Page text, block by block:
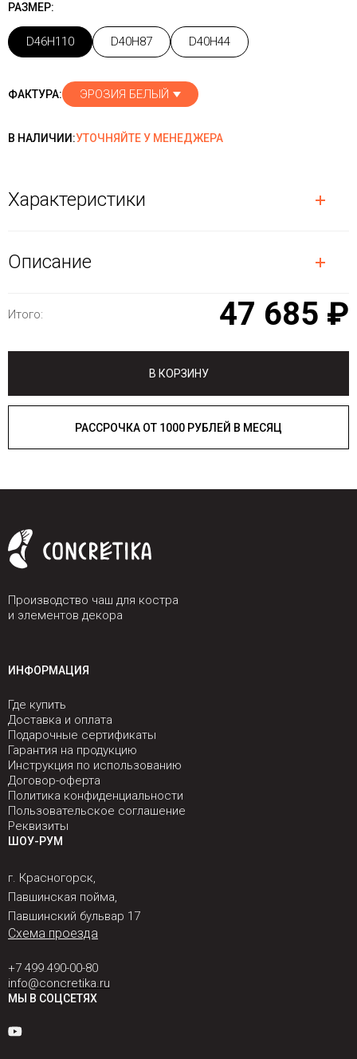
РАЗМЕР:
D46H110 D40H87 D40H44
ФАКТУРА: ЭРОЗИЯ БЕЛЫЙ
В НАЛИЧИИ:УТОЧНЯЙТЕ У МЕНЕДЖЕРА
Характеристики
Описание
Итого: 47 685 ₽
В КОРЗИНУ
РАССРОЧКА ОТ 1000 РУБЛЕЙ В МЕСЯЦ
Производство чаш для костра
и элементов декора
ИНФОРМАЦИЯ
Где купить
Доставка и оплата
Подарочные сертификаты
Гарантия на продукцию
Инструкция по использованию
Договор-оферта
Политика конфиденциальности
Пользовательское соглашение
Реквизиты
ШОУ-РУМ
г. Красногорск,
Павшинская пойма,
Павшинский бульвар 17
Схема проезда
+7 499 490-00-80
info@concretika.ru
МЫ В СОЦСЕТЯХ